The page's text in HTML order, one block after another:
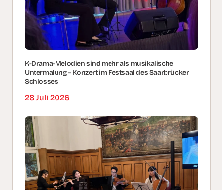
K-Drama-Melodien sind mehr als musikalische
Untermalung – Konzert im Festsaal des Saarbrücker
Schlosses
28 Juli 2026